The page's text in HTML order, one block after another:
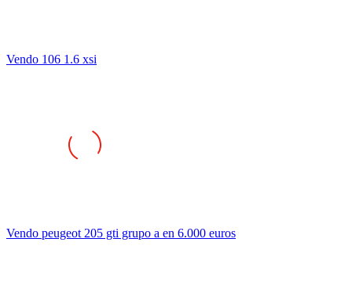
Vendo 106 1.6 xsi
Vendo peugeot 205 gti grupo a en 6.000 euros